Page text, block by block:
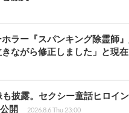
ラー『スパンキング除霊師
ながら修正しました」と現
披露。セクシー童話ヒロイ
開
2026.8.6 Thu 23:00